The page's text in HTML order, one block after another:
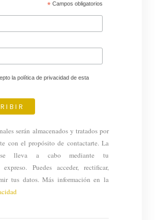
* Campos obligatorios
la política de privacidad de esta
serán almacenados y tratados por
con el propósito de contactarte. La
se lleva a cabo mediante tu
expreso. Puedes acceder, rectificar,
tus datos. Más información en la